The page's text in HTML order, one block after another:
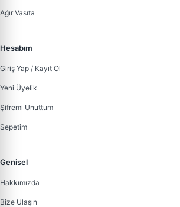
Ağır Vasıta
Hesabım
Giriş Yap / Kayıt Ol
Yeni Üyelik
Şifremi Unuttum
Sepetim
Genisel
Hakkımızda
Bize Ulaşın